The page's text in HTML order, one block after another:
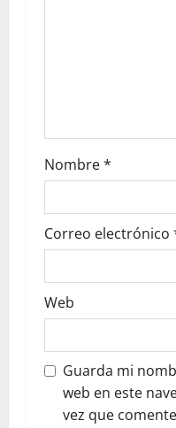
Nombre*
Correo electrónico
Web
Guarda mi
web en este
vez que